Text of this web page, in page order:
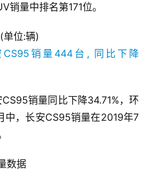
销量中排名第171位。
位:辆)
销量同比下降34.71%，环
中，长安CS95销量在2019年7
数据